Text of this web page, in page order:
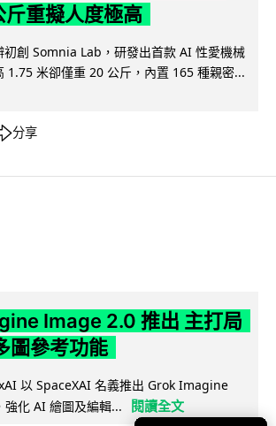
重擬人度極高
初創 Somnia Lab，研發出首款 AI 性愛機械
1.75 米卻僅重 20 公斤，內置 165 種親密...
分享
Image 2.0 推出 主打局
圖參考功能
以 SpaceXAI 名義推出 Grok Imagine
化 AI 繪圖及編輯...
閱讀全文